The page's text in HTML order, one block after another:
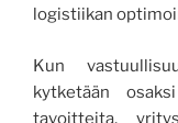
logistiikan
Kun
kytketään
tavoitteita,